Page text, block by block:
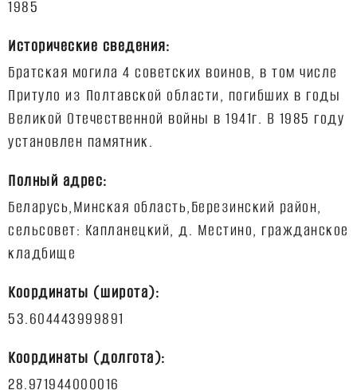
Исторические сведения:
Братская могила 4 советских воинов, в том числе
Притуло из Полтавской области, погибших в годы
Великой Отечественной войны в 1941г. В 1985 году
Полный адрес:
Беларусь,Минская область,Березинский район,
сельсовет: Капланецкий, д. Местино, гражданское
Координаты (широта):
Координаты (долгота):